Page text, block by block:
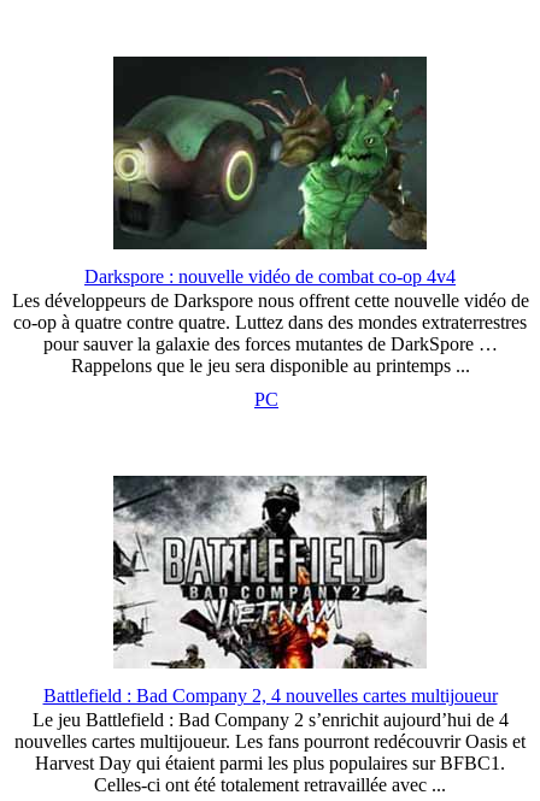
Darkspore : nouvelle vidéo de combat co-op 4v4
Les développeurs de Darkspore nous offrent cette nouvelle vidéo de
co-op à quatre contre quatre. Luttez dans des mondes extraterrestres
pour sauver la galaxie des forces mutantes de DarkSpore …
Rappelons que le jeu sera disponible au printemps ...
PC
Battlefield : Bad Company 2, 4 nouvelles cartes multijoueur
Le jeu Battlefield : Bad Company 2 s’enrichit aujourd’hui de 4
nouvelles cartes multijoueur. Les fans pourront redécouvrir Oasis et
Harvest Day qui étaient parmi les plus populaires sur BFBC1.
Celles-ci ont été totalement retravaillée avec ...